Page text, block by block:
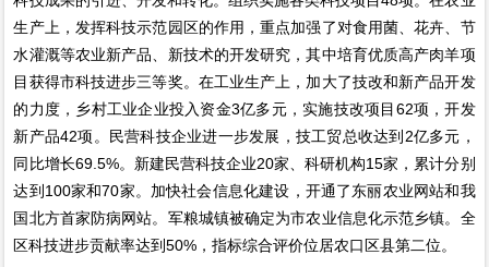
生产上，发挥科技示范园区的作用，重点加强了对食用菌、花卉、节
水灌溉等农业新产品、新技术的开发研究，其中培育优质高产肉羊项
目获得市科技进步三等奖。在工业生产上，加大了技改和新产品开发
的力度，乡村工业企业投入资金3亿多元，实施技改项目62项，开发
新产品42项。民营科技企业进一步发展，技工贸总收达到2亿多元，
同比增长69.5%。新建民营科技企业20家、科研机构15家，累计分别
达到100家和70家。加快社会信息化建设，开通了东丽农业网站和我
国北方首家防病网站。军粮城镇被确定为市农业信息化示范乡镇。全
区科技进步贡献率达到50%，指标综合评价位居农口区县第二位。